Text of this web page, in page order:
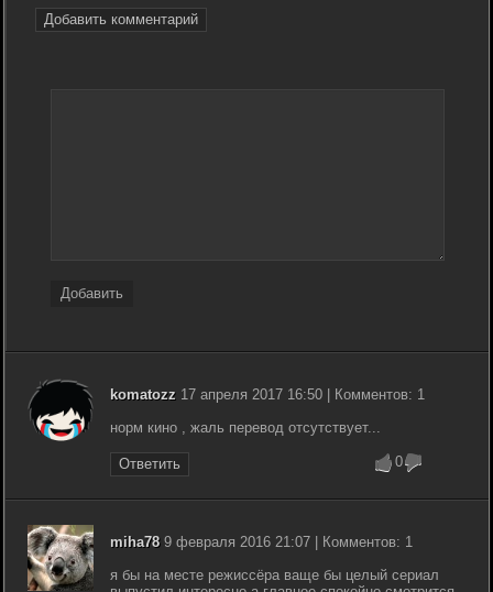
Добавить комментарий
Добавить
komatozz 17 апреля 2017 16:50 | Комментов: 1
норм кино , жаль перевод отсутствует...
Ответить 0
miha789 февраля 2016 21:07 | Комментов: 1
я бы на месте режиссёра ваще бы целый сериал